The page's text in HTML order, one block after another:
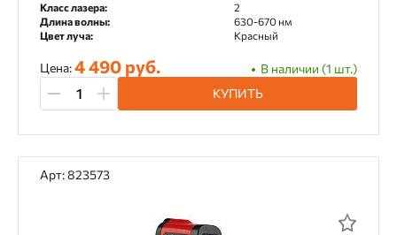
Класс лазера:
2
Длина волны:
630-670 нм
Цвет луча:
Красный
Цена:4 490 руб.
В наличии (1 шт.)
КУПИТЬ
Арт: 823573